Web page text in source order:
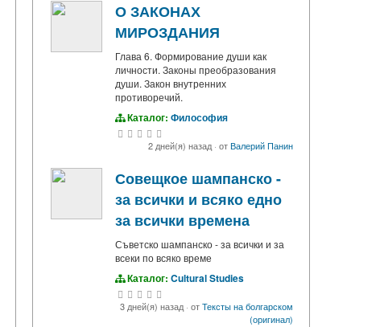
О ЗАКОНАХ
МИРОЗДАНИЯ
Глава 6. Формирование души как
личности. Законы преобразования
души. Закон внутренних
противоречий.
Каталог: Философия
2 дней(я) назад· отВалерий Панин
Совещкое шампанско -
за всички и всяко едно
за всички времена
Съветско шампанско - за всички и за
всеки по всяко време
Каталог: Cultural Studies
3 дней(я) назад· отТексты на болгарском
(оригинал)